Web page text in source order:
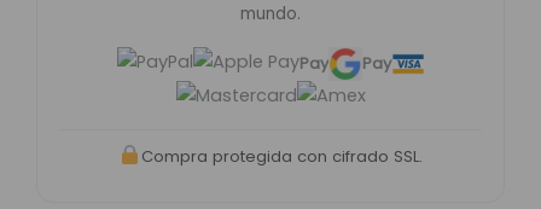
mundo.
Pay Pay
Compra protegida con cifrado SSL.